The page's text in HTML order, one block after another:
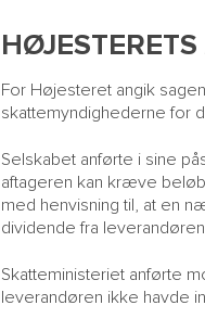
For Højesteret angik
skattemyndighederne for
Selskabet anførte i sine
aftageren kan kræve
med henvisning til, at en
dividende fra
Skatteministeriet anførte
leverandøren ikke havde